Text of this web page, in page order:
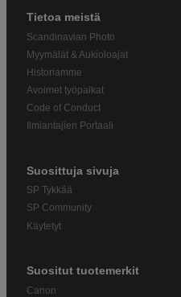
Tietoa meistä
Scandinavian Photo
Myymälät & Aukioloajat
Historiamme
Avoimet työpaikat
Code of Conduct
Ilmiantajien Portaali
Suosittuja sivuja
SP Tykkää
SP Community
Käytetyt
Suositut tuotemerkit
Canon